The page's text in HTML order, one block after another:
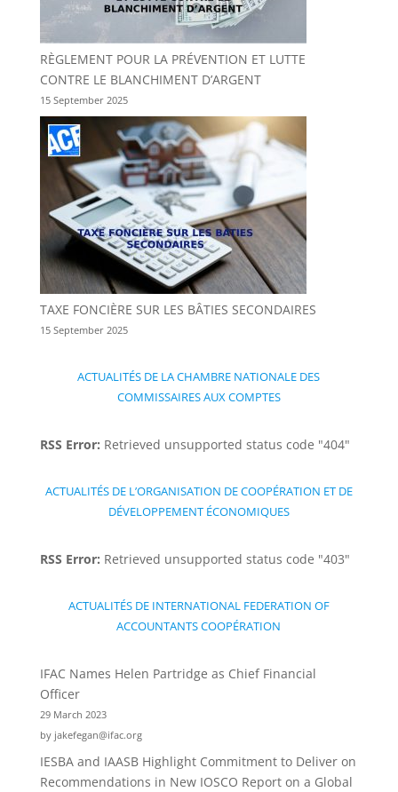
RÈGLEMENT POUR LA PRÉVENTION ET LUTTE
CONTRE LE BLANCHIMENT D’ARGENT
15 September 2025
TAXE FONCIÈRE SUR LES BÂTIES SECONDAIRES
15 September 2025
ACTUALITÉS DE LA CHAMBRE NATIONALE DES
COMMISSAIRES AUX COMPTES
RSS Error: Retrieved unsupported status code "404"
ACTUALITÉS DE L’ORGANISATION DE COOPÉRATION ET DE
DÉVELOPPEMENT ÉCONOMIQUES
RSS Error: Retrieved unsupported status code "403"
ACTUALITÉS DE INTERNATIONAL FEDERATION OF
ACCOUNTANTS COOPÉRATION
IFAC Names Helen Partridge as Chief Financial
Officer
29 March 2023
by jakefegan@ifac.org
IESBA and IAASB Highlight Commitment to Deliver on
Recommendations in New IOSCO Report on a Global